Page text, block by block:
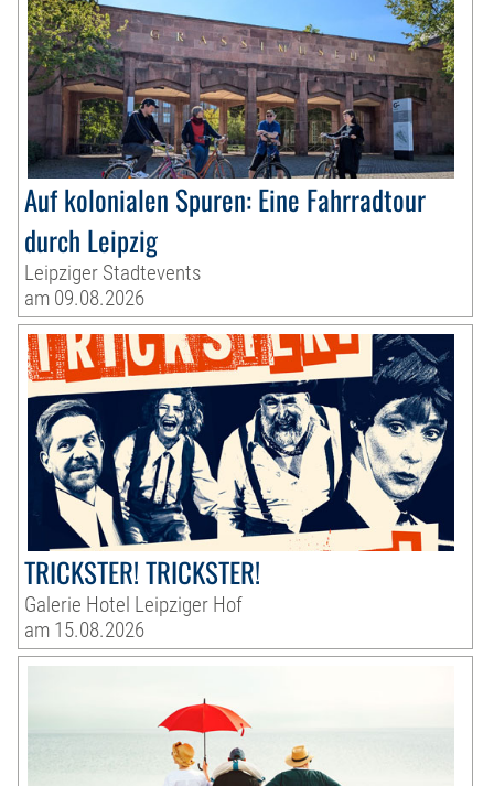
Auf kolonialen Spuren: Eine Fahrradtour
durch Leipzig
Leipziger Stadtevents
am 09.08.2026
TRICKSTER! TRICKSTER!
Galerie Hotel Leipziger Hof
am 15.08.2026